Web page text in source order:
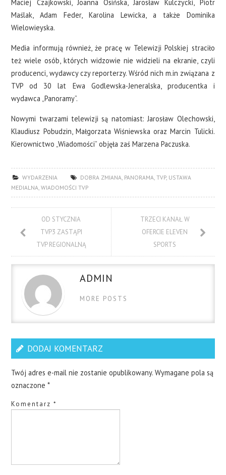
Maciej Czajkowski, Joanna Osińska, Jarosław Kulczycki, Piotr
Maślak, Adam Feder, Karolina Lewicka, a także Dominika
Wielowieyska.
Media informują również, że pracę w Telewizji Polskiej straciło
też wiele osób, których widzowie nie widzieli na ekranie, czyli
producenci, wydawcy czy reporterzy. Wśród nich m.in związana z
TVP od 30 lat Ewa Godlewska-Jeneralska, producentka i
wydawca „Panoramy”.
Nowymi twarzami telewizji są natomiast: Jarosław Olechowski,
Klaudiusz Pobudzin, Małgorzata Wiśniewska oraz Marcin Tulicki.
Kierownictwo „Wiadomości” objęła zaś Marzena Paczuska.
WYDARZENIA DOBRA ZMIANA, PANORAMA,TVP, USTAWA
MEDIALNA,WIADOMOŚCI TVP
OD STYCZNIA
TVP3 ZASTĄPI
TVP REGIONALNĄ
TRZECI KANAŁ W
OFERCIE ELEVEN
SPORTS
ADMIN
MORE POSTS
DODAJ KOMENTARZ
Twój adres e-mail nie zostanie opublikowany. Wymagane pola są
oznaczone*
Komentarz*